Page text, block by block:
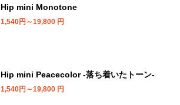
Hip mini Monotone
1,540円～19,800 円
Hip mini Peacecolor -落ち着いたトーン-
1,540円～19,800 円